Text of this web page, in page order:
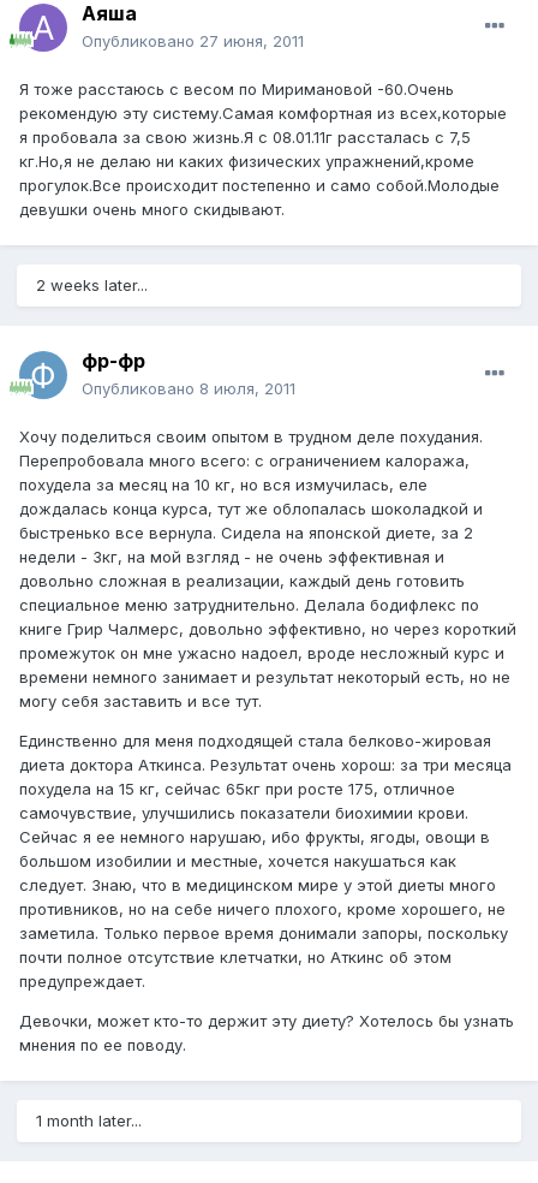
Аяша
Опубликовано 27 июня, 2011
Я тоже расстаюсь с весом по Миримановой -60.Очень
рекомендую эту систему.Самая комфортная из всех,которые
я пробовала за свою жизнь.Я с 08.01.11г рассталась с 7,5
кг.Но,я не делаю ни каких физических упражнений,кроме
прогулок.Все происходит постепенно и само собой.Молодые
девушки очень много скидывают.
2 weeks later...
фр-фр
Опубликовано 8 июля, 2011
Хочу поделиться своим опытом в трудном деле похудания.
Перепробовала много всего: с ограничением калоража,
похудела за месяц на 10 кг, но вся измучилась, еле
дождалась конца курса, тут же облопалась шоколадкой и
быстренько все вернула. Сидела на японской диете, за 2
недели - 3кг, на мой взгляд - не очень эффективная и
довольно сложная в реализации, каждый день готовить
специальное меню затруднительно. Делала бодифлекс по
книге Грир Чалмерс, довольно эффективно, но через короткий
промежуток он мне ужасно надоел, вроде несложный курс и
времени немного занимает и результат некоторый есть, но не
могу себя заставить и все тут.
Единственно для меня подходящей стала белково-жировая
диета доктора Аткинса. Результат очень хорош: за три месяца
похудела на 15 кг, сейчас 65кг при росте 175, отличное
самочувствие, улучшились показатели биохимии крови.
Сейчас я ее немного нарушаю, ибо фрукты, ягоды, овощи в
большом изобилии и местные, хочется накушаться как
следует. Знаю, что в медицинском мире у этой диеты много
противников, но на себе ничего плохого, кроме хорошего, не
заметила. Только первое время донимали запоры, поскольку
почти полное отсутствие клетчатки, но Аткинс об этом
предупреждает.
Девочки, может кто-то держит эту диету? Хотелось бы узнать
мнения по ее поводу.
1 month later...